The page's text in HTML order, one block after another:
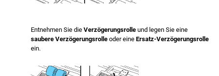
Entnehmen Sie dieVerzögerungsrolleund legen Sie eine
saubere Verzögerungsrolleoder eineErsatz-Verzögerungsrolle
ein.